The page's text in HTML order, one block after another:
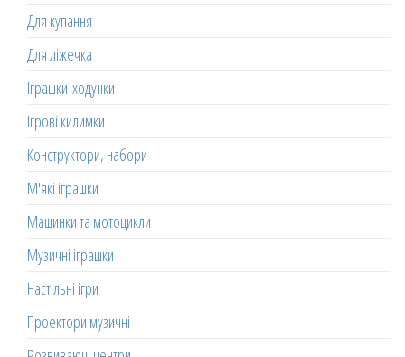
Для купання
Для ліжечка
Іграшки-ходунки
Ігрові килимки
Конструктори, набори
М'які іграшки
Машинки та мотоцикли
Музичні іграшки
Настільні ігри
Проектори музичні